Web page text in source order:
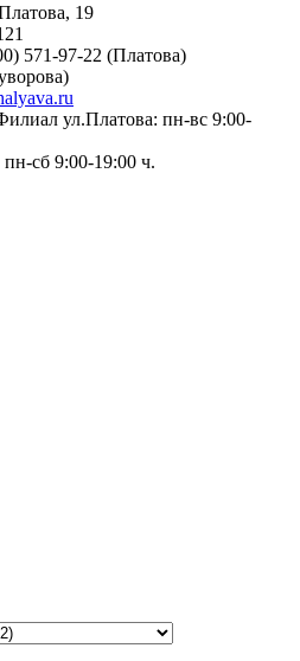
19
571-97-22 (Платова)
ул.Платова: пн-вс 9:00-
сб 9:00-19:00 ч.